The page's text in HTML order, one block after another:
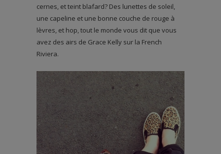
cernes, et teint blafard? Des lunettes de soleil,
une capeline et une bonne couche de rouge à
lèvres, et hop, tout le monde vous dit que vous
avez des airs de Grace Kelly sur la French
Riviera.